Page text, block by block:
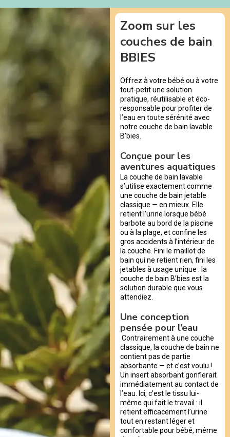
Zoom sur les
couches de bain
BBIES
Offrez à votre bébé ou à votre
tout-petit une solution
pratique, réutilisable et éco-
responsable pour profiter de
l’eau en toute sérénité avec
notre couche de bain lavable
B’bies.
Conçue pour les
aventures aquatiques
La couche de bain lavable
s’utilise exactement comme
une couche de bain jetable
classique — en mieux. Elle
retient l’urine lorsque bébé
barbote au bord de la piscine
ou à la plage, et confine les
gros accidents à l’intérieur de
la couche. Fini le maillot de
bain qui ne retient rien, fini les
jetables à usage unique : la
couche de bain B’bies est la
solution durable que vous
attendiez.
Une conception
pensée pour l’eau
Contrairement à une couche
classique, la couche de bain ne
contient pas de partie
absorbante — et c’est voulu !
Un insert absorbant gonflerait
immédiatement au contact de
l’eau. Ici, c’est le tissu lui-
même qui fait le travail : il
retient efficacement l’urine
tout en restant léger et
confortable pour bébé, même